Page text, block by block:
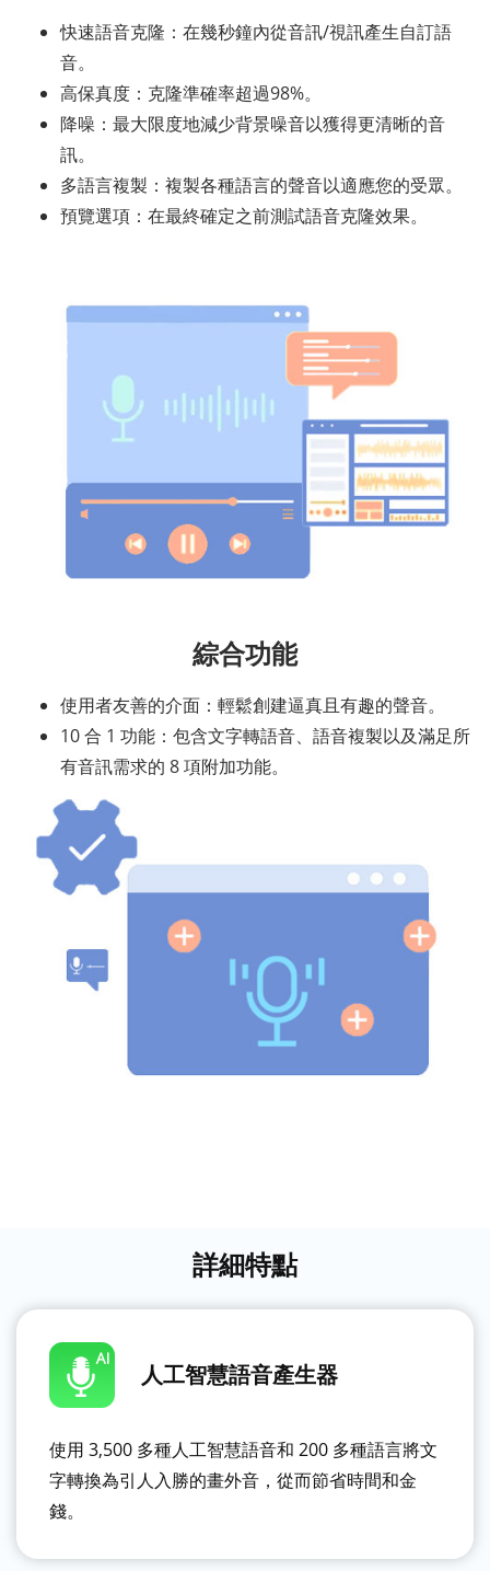
快速語音克隆：在幾秒鐘內從音訊/視訊產生自訂語
音。
高保真度：克隆準確率超過98%。
降噪：最大限度地減少背景噪音以獲得更清晰的音
訊。
多語言複製：複製各種語言的聲音以適應您的受眾。
預覽選項：在最終確定之前測試語音克隆效果。
綜合功能
使用者友善的介面：輕鬆創建逼真且有趣的聲音。
10 合 1 功能：包含文字轉語音、語音複製以及滿足所
有音訊需求的 8 項附加功能。
詳細特點
人工智慧語音產生器
使用 3,500 多種人工智慧語音和 200 多種語言將文
字轉換為引人入勝的畫外音，從而節省時間和金
錢。